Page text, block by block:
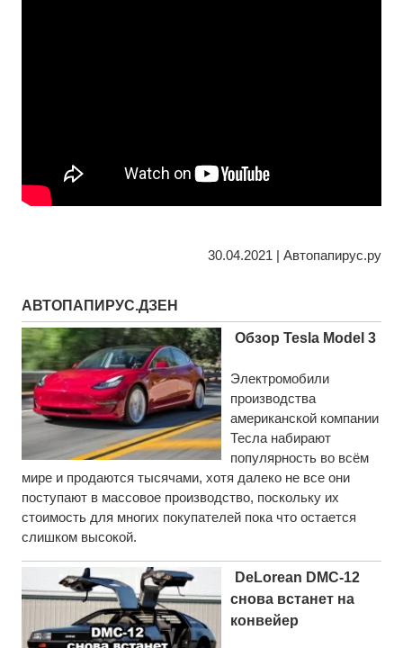
30.04.2021 | Автопапирус.ру
АВТОПАПИРУС.ДЗЕН
Обзор Tesla Model 3
Электромобили
производства
американской компании
Тесла набирают
популярность во всём
мире и продаются тысячами, хотя далеко не все они
поступают в массовое производство, поскольку их
стоимость для многих покупателей пока что остается
слишком высокой.
DeLorean DMC-12
снова встанет на
конвейер